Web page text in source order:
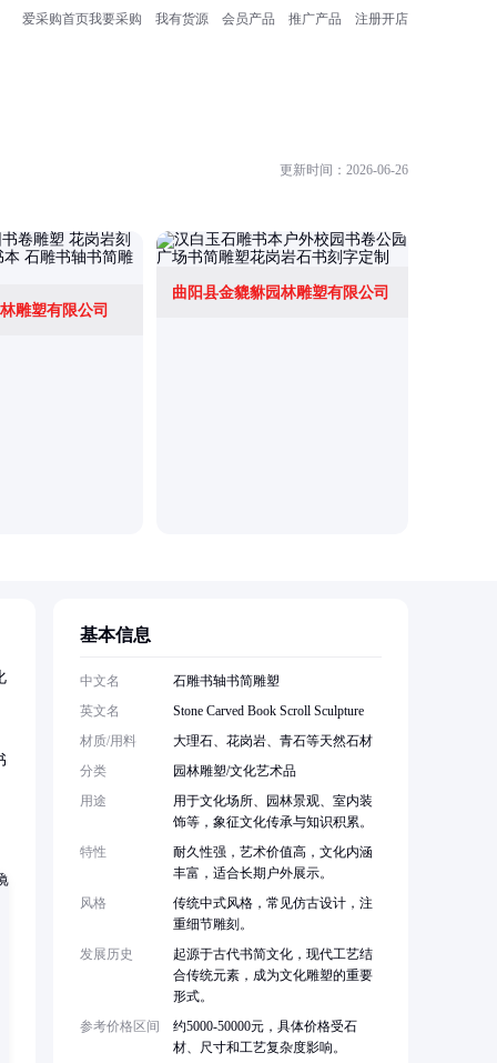
爱采购首页我要采购 我有货源 会员产品 推广产品 注册开店
更新时间：2026-06-26
雕塑有限公司
曲阳县金貔貅园林雕塑有限公司
基本信息
中文名
石雕书轴书简雕塑
英文名
Stone Carved Book Scroll Sculpture
材质/用料
大理石、花岗岩、青石等天然石材
分类
园林雕塑/文化艺术品
用途
用于文化场所、园林景观、室内装
饰等，象征文化传承与知识积累。
特性
耐久性强，艺术价值高，文化内涵
丰富，适合长期户外展示。
风格
传统中式风格，常见仿古设计，注
重细节雕刻。
发展历史
起源于古代书简文化，现代工艺结
合传统元素，成为文化雕塑的重要
形式。
参考价格区间
约5000-50000元，具体价格受石
材、尺寸和工艺复杂度影响。